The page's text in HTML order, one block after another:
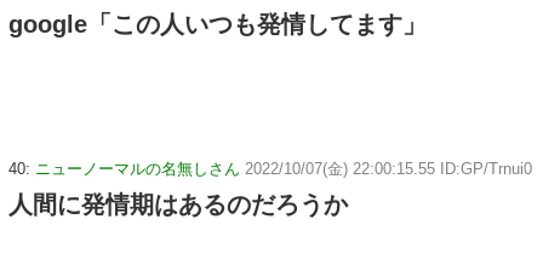
google「この人いつも発情してます」
40: ニューノーマルの名無しさん 2022/10/07(金) 22:00:15.55 ID:GP/Trnui0
人間に発情期はあるのだろうか